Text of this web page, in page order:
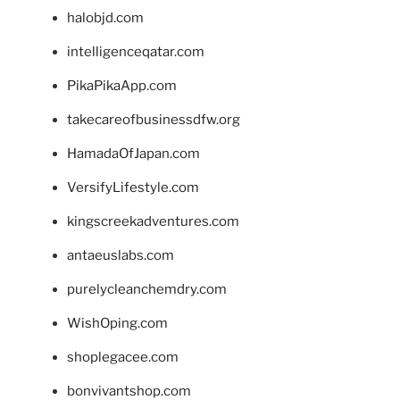
halobjd.com
intelligenceqatar.com
PikaPikaApp.com
takecareofbusinessdfw.org
HamadaOfJapan.com
VersifyLifestyle.com
kingscreekadventures.com
antaeuslabs.com
purelycleanchemdry.com
WishOping.com
shoplegacee.com
bonvivantshop.com